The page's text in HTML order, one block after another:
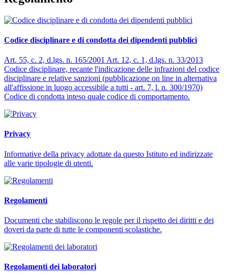
Codice disciplinare e di condotta dei dipendenti pubblici
Art. 55, c. 2, d.lgs. n. 165/2001 Art. 12, c. 1, d.lgs. n. 33/2013
Codice disciplinare, recante l'indicazione delle infrazioni del codice
disciplinare e relative sanzioni (pubblicazione on line in alternativa
all'affissione in luogo accessibile a tutti - art. 7, l. n. 300/1970)
Codice di condotta inteso quale codice di comportamento.
Privacy
Informative della privacy adottate da questo Istituto ed indirizzate
alle varie tipologie di utenti.
Regolamenti
Documenti che stabiliscono le regole per il rispetto dei diritti e dei
doveri da parte di tutte le componenti scolastiche.
Regolamenti dei laboratori